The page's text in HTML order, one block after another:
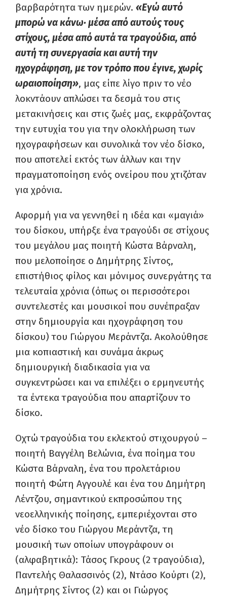
βαρβαρότητα των ημερών. «Εγώ αυτό
μπορώ να κάνω· μέσα από αυτούς τους
στίχους, μέσα από αυτά τα τραγούδια, από
αυτή τη συνεργασία και αυτή την
ηχογράφηση, με τον τρόπο που έγινε, χωρίς
ωραιοποίηση», μας είπε λίγο πριν το νέο
λοκντάουν απλώσει τα δεσμά του στις
μετακινήσεις και στις ζωές μας, εκφράζοντας
την ευτυχία του για την ολοκλήρωση των
ηχογραφήσεων και συνολικά τον νέο δίσκο,
που αποτελεί εκτός των άλλων και την
πραγματοποίηση ενός ονείρου που χτιζόταν
για χρόνια.
Αφορμή για να γεννηθεί η ιδέα και «μαγιά»
του δίσκου, υπήρξε ένα τραγούδι σε στίχους
του μεγάλου μας ποιητή Κώστα Βάρναλη,
που μελοποίησε ο Δημήτρης Σίντος,
επιστήθιος φίλος και μόνιμος συνεργάτης τα
τελευταία χρόνια (όπως οι περισσότεροι
συντελεστές και μουσικοί που συνέπραξαν
στην δημιουργία και ηχογράφηση του
δίσκου) του Γιώργου Μεράντζα. Ακολούθησε
μια κοπιαστική και συνάμα άκρως
δημιουργική διαδικασία για να
συγκεντρώσει και να επιλέξει ο ερμηνευτής
τα έντεκα τραγούδια που απαρτίζουν το
δίσκο.
Οχτώ τραγούδια του εκλεκτού στιχουργού –
ποιητή Βαγγέλη Βελώνια, ένα ποίημα του
Κώστα Βάρναλη, ένα του προλετάριου
ποιητή Φώτη Αγγουλέ και ένα του Δημήτρη
Λέντζου, σημαντικού εκπροσώπου της
νεοελληνικής ποίησης, εμπεριέχονται στο
νέο δίσκο του Γιώργου Μεράντζα, τη
μουσική των οποίων υπογράφουν οι
(αλφαβητικά): Τάσος Γκρους (2 τραγούδια),
Παντελής Θαλασσινός (2), Ντάσο Κούρτι (2),
Δημήτρης Σίντος (2) και οι Γιώργος